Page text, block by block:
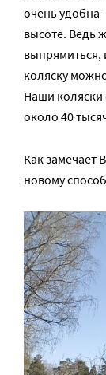
очень удобна
высоте. Ведь
выпрямиться,
коляску
Наши коляски
около 40
Как замечает
новому